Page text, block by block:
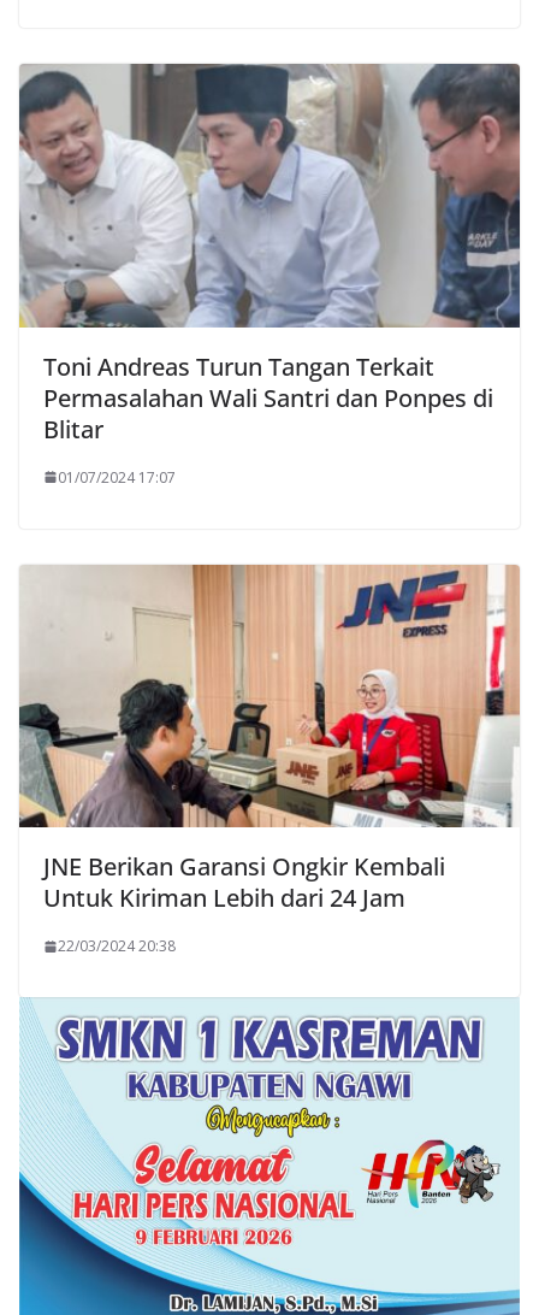
Toni Andreas Turun Tangan Terkait
Permasalahan Wali Santri dan Ponpes di
Blitar
01/07/2024 17:07
JNE Berikan Garansi Ongkir Kembali
Untuk Kiriman Lebih dari 24 Jam
22/03/2024 20:38